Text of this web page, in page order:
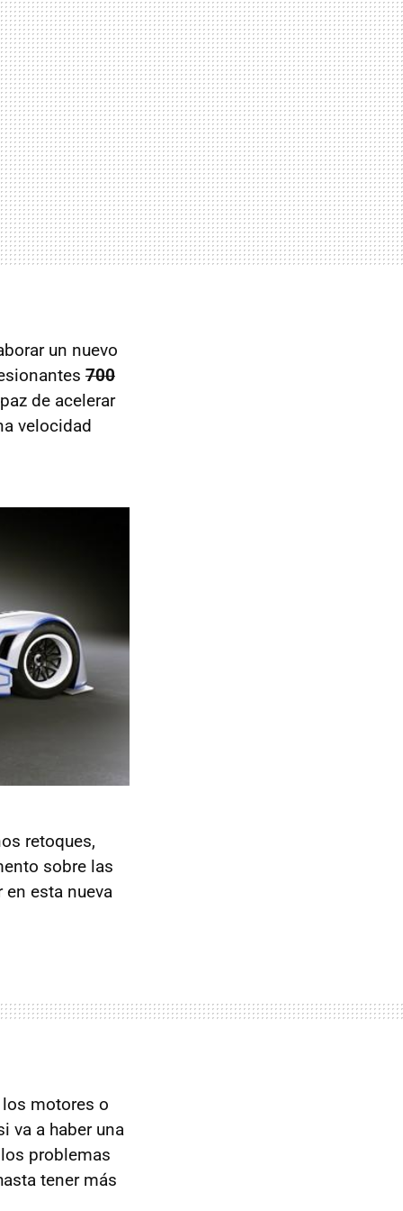
un nuevo
700
de acelerar
velocidad
retoques,
sobre las
esta nueva
motores o
va a haber una
problemas
tener más